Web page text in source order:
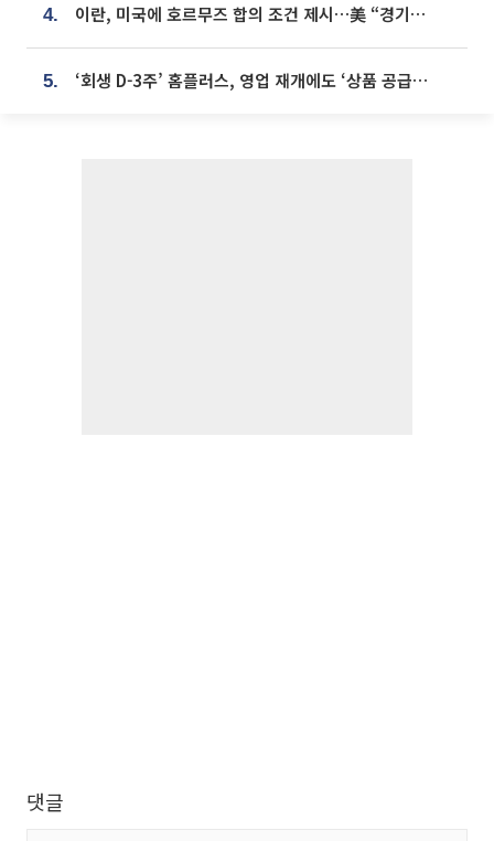
4. 이란, 미국에 호르무즈 합의 조건 제시…美 “경기 아직 안 끝나” [종합]
5. ‘회생 D-3주’ 홈플러스, 영업 재개에도 ‘상품 공급망’ 복구가 생존 관건
댓글